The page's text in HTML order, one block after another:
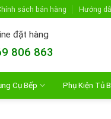
sách bán hàng Hướng
đặt hàng
806 863
Cụ Bếp Phụ Kiện Tủ